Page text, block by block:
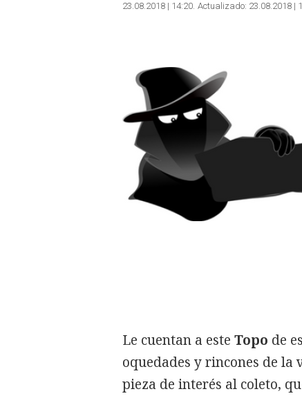
23.08.2018 | 14:20 Actualizado: 23.08.2018 |
Le cuentan a este Topo de
oquedades y rincones de
pieza de interés al coleto,